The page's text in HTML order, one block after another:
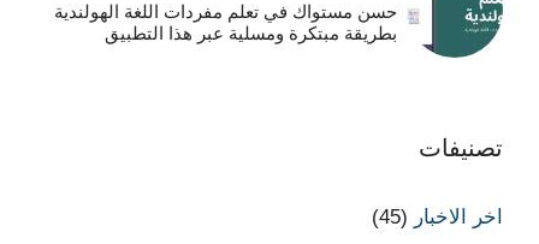
حسن مستواك في تعلم مفردات اللغة الهولندية
بطريقة مبتكرة ومسلية عبر هذا التطبيق
تصنيفات
اخر الاخبار (45)